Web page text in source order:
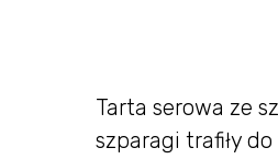
Tarta serowa ze
szparagi trafiły